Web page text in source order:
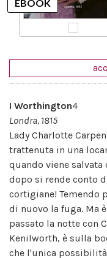
I Worthington4
Londra, 1815
Lady Charlotte
trattenuta in una
quando viene
dopo si rende conto
cortigiane! Temendo
di nuovo la fuga. Ma
passato la notte con
Kenilworth, è sulla
che l'unica